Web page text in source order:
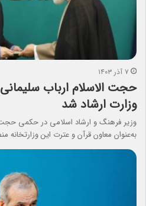
۷ آذر ۱۴۰۳
حجت الاسلام ارباب
وزارت ارشاد شد
وزیر فرهنگ و ارشاد اسلامی در حکمی
به‌عنوان معاون قرآن و عترت این وزارتخانه